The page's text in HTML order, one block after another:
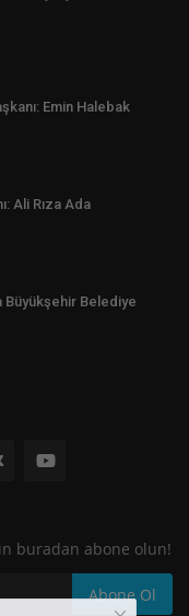
Emin Halebak
Ali Rıza Ada
Büyükşehir Belediye
buradan abone olun!
Abone Ol